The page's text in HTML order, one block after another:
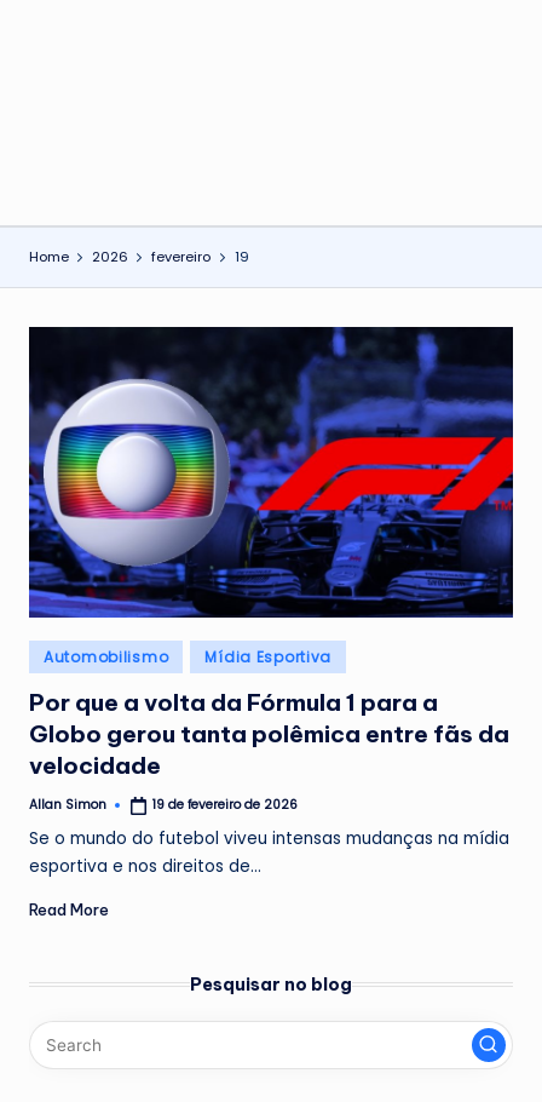
Home 2026 fevereiro 19
Posted
in
Automobilismo Mídia Esportiva
Por que a volta da Fórmula 1 para a
Globo gerou tanta polêmica entre fãs da
velocidade
Posted
Allan Simon 19 de fevereiro de 2026
Se o mundo do futebol viveu intensas mudanças na mídia
esportiva e nos direitos de…
Read More
Pesquisar no blog